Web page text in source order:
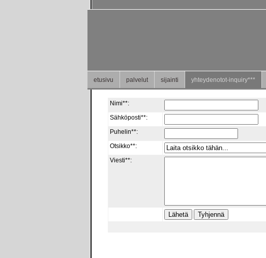
etusivu palvelut sijainti yhteydenotot-inquiry***
Nimi**:
Sähköposti**:
Puhelin**:
Otsikko**:
Viesti**: